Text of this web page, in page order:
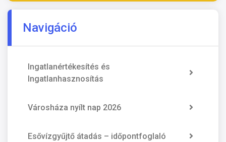
Navigáció
Ingatlanértékesítés és
Ingatlanhasznosítás
Városháza nyílt nap 2026
Esővízgyűjtő átadás – időpontfoglaló